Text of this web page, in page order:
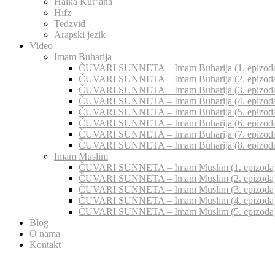
Hifz
Tedzvid
Arapski jezik
Video
Imam Buharija
ČUVARI SUNNETA – Imam Buharija (1.
ČUVARI SUNNETA – Imam Buharija (2.
ČUVARI SUNNETA – Imam Buharija (3.
ČUVARI SUNNETA – Imam Buharija (4.
ČUVARI SUNNETA – Imam Buharija (5.
ČUVARI SUNNETA – Imam Buharija (6.
ČUVARI SUNNETA – Imam Buharija (7.
ČUVARI SUNNETA – Imam Buharija (8.
Imam Muslim
ČUVARI SUNNETA – Imam Muslim (1.
ČUVARI SUNNETA – Imam Muslim (2.
ČUVARI SUNNETA – Imam Muslim (3.
ČUVARI SUNNETA – Imam Muslim (4.
ČUVARI SUNNETA – Imam Muslim (5.
Blog
O nama
Kontakt